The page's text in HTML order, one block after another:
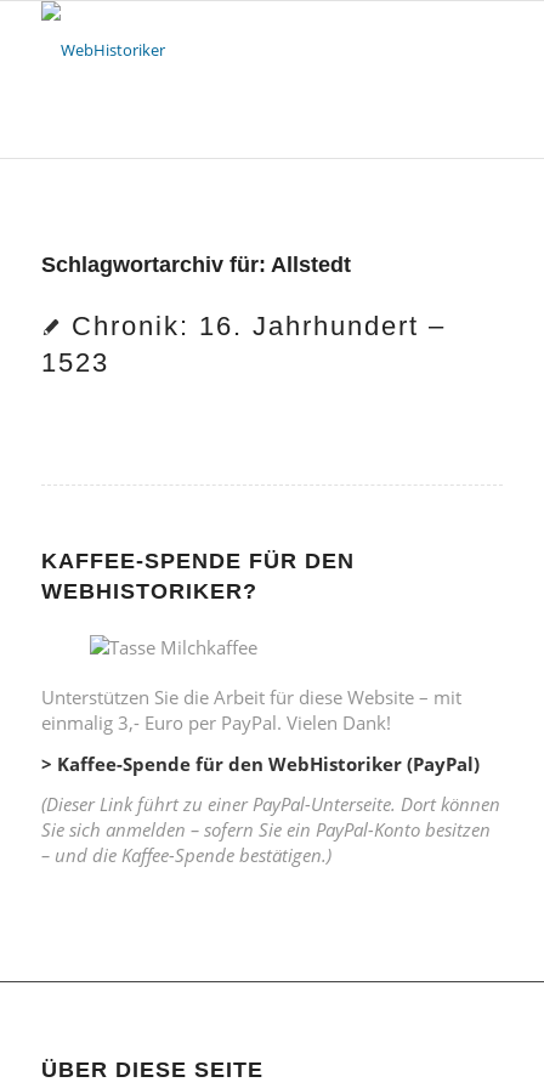
Schlagwortarchiv für: Allstedt
Chronik: 16. Jahrhundert –
1523
KAFFEE-SPENDE FÜR DEN
WEBHISTORIKER?
Unterstützen Sie die Arbeit für diese Website – mit
einmalig 3,- Euro per PayPal. Vielen Dank!
> Kaffee-Spende für den WebHistoriker (PayPal)
(Dieser Link führt zu einer PayPal-Unterseite. Dort können
Sie sich anmelden – sofern Sie ein PayPal-Konto besitzen
– und die Kaffee-Spende bestätigen.)
ÜBER DIESE SEITE